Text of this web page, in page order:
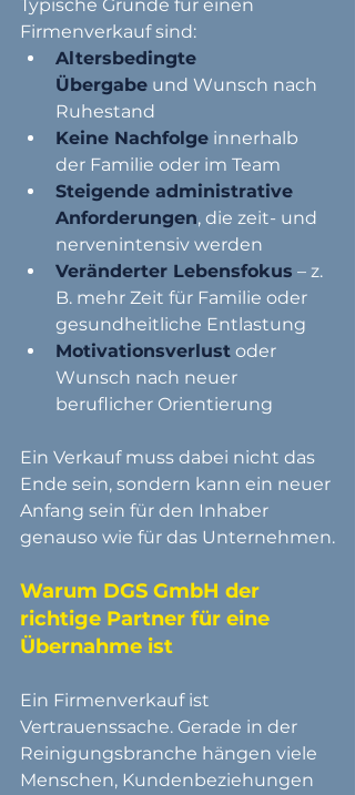
Typische Gründe für einen
Firmenverkauf sind:
Altersbedingte
Übergabe und Wunsch nach
Ruhestand
Keine Nachfolge innerhalb
der Familie oder im Team
Steigende administrative
Anforderungen, die zeit- und
nervenintensiv werden
Veränderter Lebensfokus – z.
B. mehr Zeit für Familie oder
gesundheitliche Entlastung
Motivationsverlust oder
Wunsch nach neuer
beruflicher Orientierung
Ein Verkauf muss dabei nicht das
Ende sein, sondern kann ein neuer
Anfang sein für den Inhaber
genauso wie für das Unternehmen.
Warum DGS GmbH der
richtige Partner für eine
Übernahme ist
Ein Firmenverkauf ist
Vertrauenssache. Gerade in der
Reinigungsbranche hängen viele
Menschen, Kundenbeziehungen